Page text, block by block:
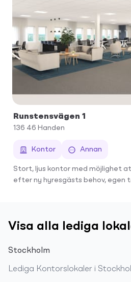
Runstensvägen 1
136 46 Handen
Kontor Annan
Stort, ljus kontor med möjlighet
efter ny hyresgästs behov, egen
Visa alla lediga
Stockholm
Lediga Kontorslokaler i